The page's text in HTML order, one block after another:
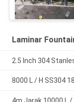
Laminar
2.5 Inch 304
8000 L / H SS304